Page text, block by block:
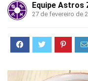
Equipe Astros
27 de fevereiro de